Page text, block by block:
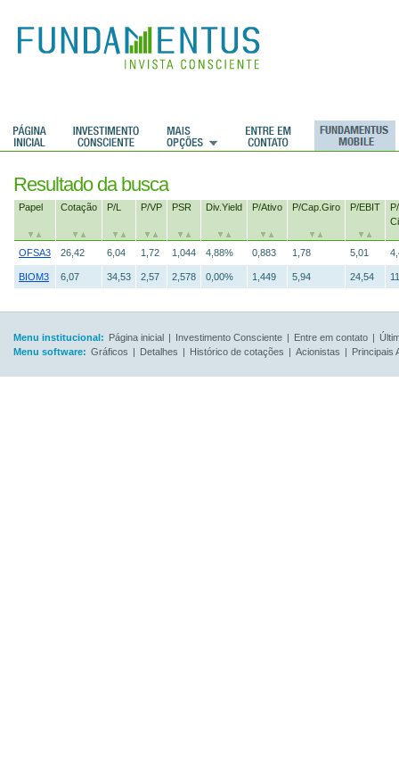
Resultado da busca
Papel Cotação P/L P/VP PSR Div.Yield P/Ativo P/Cap.Giro P/EBIT
OFSA3 26,42 6,04 1,72 1,044 4,88% 0,883 1,78 5,01
BIOM3 6,07 34,53 2,57 2,578 0,00% 1,449 5,94 24,54
Menu institucional: Página inicial | Investimento Consciente | Entre em contato |
Menu software: Gráficos | Detalhes | Histórico de cotações | Acionistas | Principais